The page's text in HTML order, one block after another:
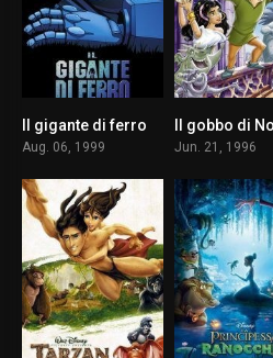
8.0
Il gigante di ferro
Aug. 06, 1999 Jun. 21, 1996